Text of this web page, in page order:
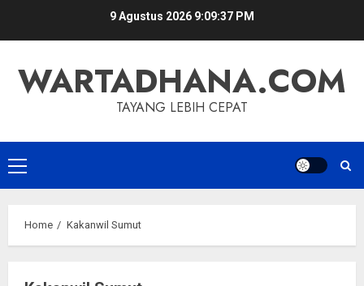
9 Agustus 2026 9:09:37 PM
WARTADHANA.COM
TAYANG LEBIH CEPAT
Primary
Menu
Home Kakanwil Sumut